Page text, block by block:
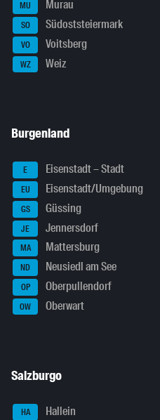
MU Murau
SO Südoststeiermark
VO Voitsberg
WZ Weiz
Burgenland
E Eisenstadt – Stadt
EU Eisenstadt/Umgebung
GS Güssing
JE Jennersdorf
MA Mattersburg
ND Neusiedl am See
OP Oberpullendorf
OW Oberwart
Salzburgo
HA Hallein